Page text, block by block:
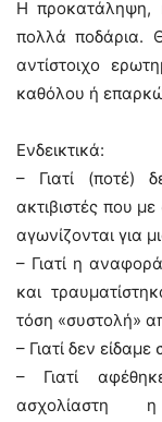
Η προκατάληψη,
πολλά ποδάρια.
αντίστοιχο
καθόλου ή
Ενδεικτικά:
– Γιατί (ποτέ)
ακτιβιστές που
αγωνίζονται για
– Γιατί η
και
τόση «συστολή»
– Γιατί δεν
– Γιατί
ασχολίαστη